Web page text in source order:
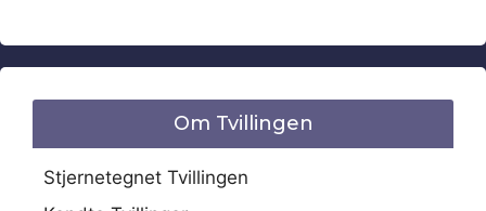
Om Tvillingen
Stjernetegnet Tvillingen